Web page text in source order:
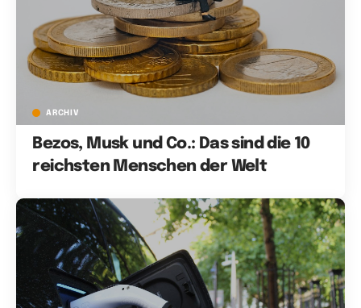
ARCHIV
Bezos, Musk und Co.: Das sind die 10
reichsten Menschen der Welt